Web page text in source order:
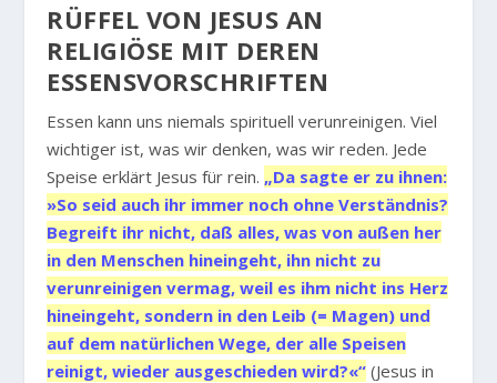
RÜFFEL VON JESUS AN
RELIGIÖSE MIT DEREN
ESSENSVORSCHRIFTEN
Essen kann uns niemals spirituell verunreinigen. Viel
wichtiger ist, was wir denken, was wir reden. Jede
Speise erklärt Jesus für rein. „Da sagte er zu ihnen:
»So seid auch ihr immer noch ohne Verständnis?
Begreift ihr nicht, daß alles, was von außen her
in den Menschen hineingeht, ihn nicht zu
verunreinigen vermag, weil es ihm nicht ins Herz
hineingeht, sondern in den Leib (= Magen) und
auf dem natürlichen Wege, der alle Speisen
reinigt, wieder ausgeschieden wird?«“ (Jesus in